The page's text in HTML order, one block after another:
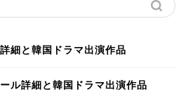
細と韓国ドラマ出演作品
ル詳細と韓国ドラマ出演作品